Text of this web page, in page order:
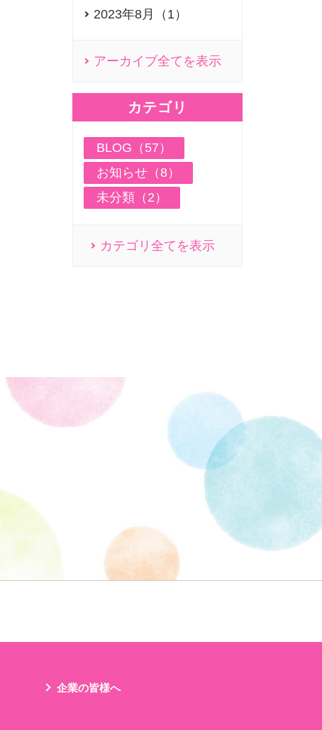
2023年8月（1）
アーカイブ全てを表示
カテゴリ
BLOG（57）
お知らせ（8）
未分類（2）
カテゴリ全てを表示
企業の皆様へ